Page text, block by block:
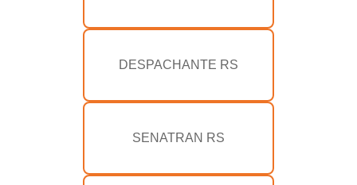
DESPACHANTE RS
SENATRAN RS